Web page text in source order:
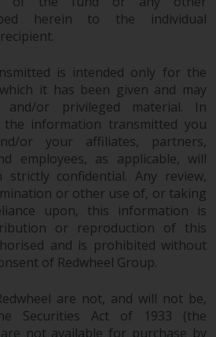
ihrer
Vollständigkeit oder
Redwheel
Ansichten und
dieser Website
seiner verbundenen
geäußert, und
sich ohne
ändern.
nicht verpflichtet,
zu aktualisieren,
sich bei einer
nicht
verlassen.
herein to the individual
is intended only for the
it has been given and may
and/or privileged material. In
information transmitted you
or your affiliates, partners,
employees, as applicable, will
confidential. Any review,
or other use of, or taking
upon, this information is
or reproduction of this
and is prohibited without
of Redwheel Group.
are not, and will not be,
Securities Act of 1933 (the
are not available for purchase by